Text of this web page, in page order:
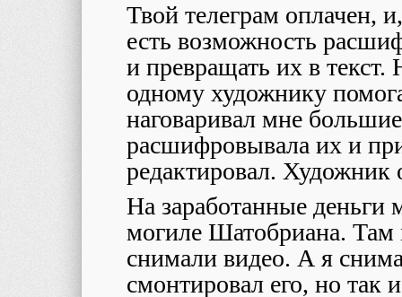
Твой телеграм оплачен,
есть возможность
и превращать их в
одному художнику
наговаривал мне
расшифровывала их и
редактировал. Художник
На заработанные деньги
могиле Шатобриана. Там
снимали видео. А я
смонтировал его, но